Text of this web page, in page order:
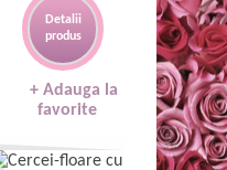
Detalii
produs
+ Adauga la
favorite